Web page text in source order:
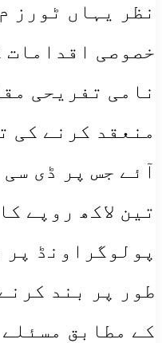
نظر یہاں ٹورز
خصوصی اقدامات
نامی تفریحی
منعقد کرنے کی
آئے جس پر ڈی
تین لاکھ روپے
پولوگراونڈ
طور پر بند
کے مطابق